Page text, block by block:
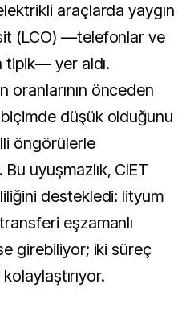
araçlarda yaygın
(LCO) —telefonlar ve
tipik— yer aldı.
oranlarının önceden
düşük olduğunu
öngörülerle
Bu uyuşmazlık, CIET
destekledi: lityum
eşzamanlı
girebiliyor; iki süreç